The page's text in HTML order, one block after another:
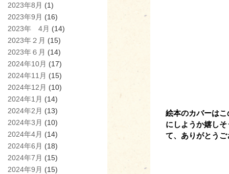
2023年8月 (1)
2023年9月 (16)
2023年 4月 (14)
2023年２月 (15)
2023年６月 (14)
2024年10月 (17)
2024年11月 (15)
2024年12月 (10)
2024年1月 (14)
2024年2月 (13)
2024年3月 (10)
2024年4月 (14)
2024年6月 (18)
2024年7月 (15)
2024年9月 (15)
絵本のカバーは
にしようか嬉し
て、ありがとう